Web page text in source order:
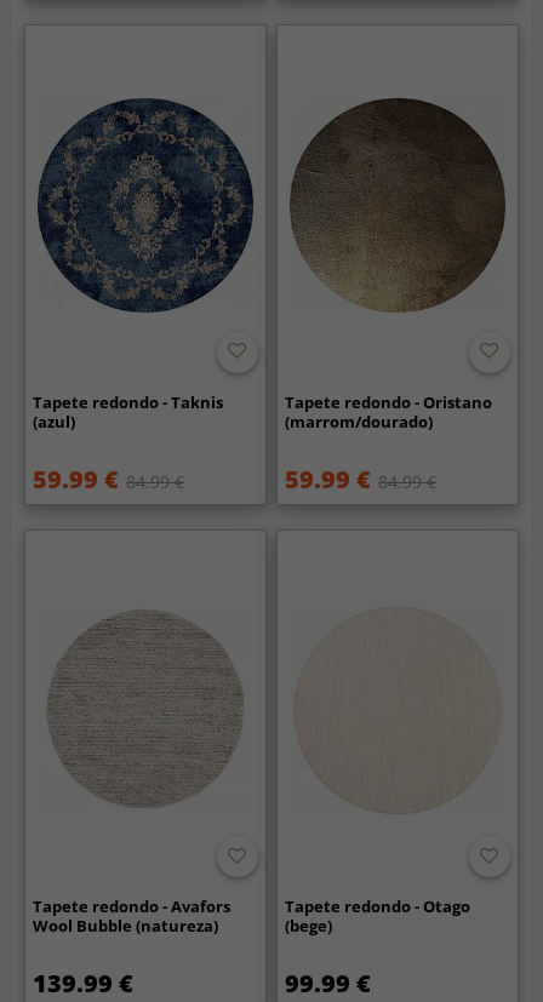
Tapete redondo - Taknis
(azul)
59.99 € 84.99 €
Tapete redondo - Oristano
(marrom/dourado)
59.99 € 84.99 €
Tapete redondo - Avafors
Wool Bubble (natureza)
139.99 €
Tapete redondo - Otago
(bege)
99.99 €